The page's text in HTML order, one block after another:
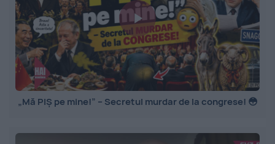
„Mă PIȘ pe mine!” – Secretul murdar de la congrese! 😳